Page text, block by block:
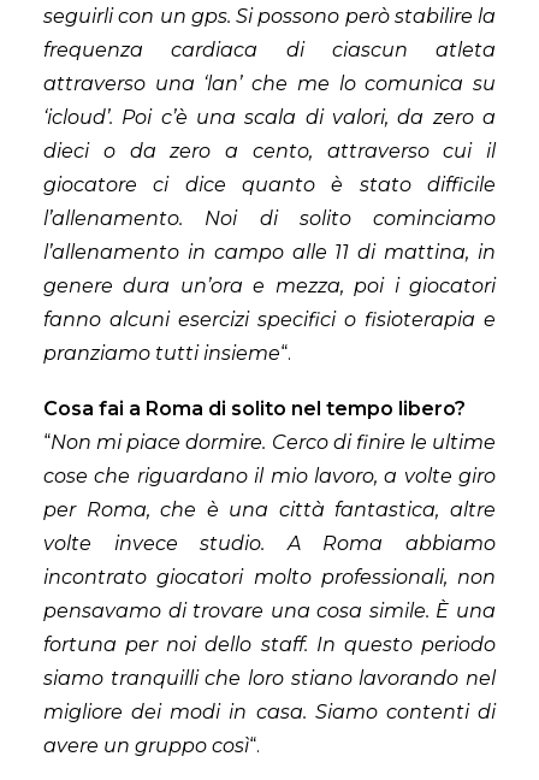
seguirli con un gps. Si possono però stabilire la
frequenza cardiaca di ciascun atleta
attraverso una ‘lan’ che me lo comunica su
‘icloud’. Poi c’è una scala di valori, da zero a
dieci o da zero a cento, attraverso cui il
giocatore ci dice quanto è stato difficile
l’allenamento. Noi di solito cominciamo
l’allenamento in campo alle 11 di mattina, in
genere dura un’ora e mezza, poi i giocatori
fanno alcuni esercizi specifici o fisioterapia e
pranziamo tutti insieme“.
Cosa fai a Roma di solito nel tempo libero?
“Non mi piace dormire. Cerco di finire le ultime
cose che riguardano il mio lavoro, a volte giro
per Roma, che è una città fantastica, altre
volte invece studio. A Roma abbiamo
incontrato giocatori molto professionali, non
pensavamo di trovare una cosa simile. È una
fortuna per noi dello staff. In questo periodo
siamo tranquilli che loro stiano lavorando nel
migliore dei modi in casa. Siamo contenti di
avere un gruppo così“.